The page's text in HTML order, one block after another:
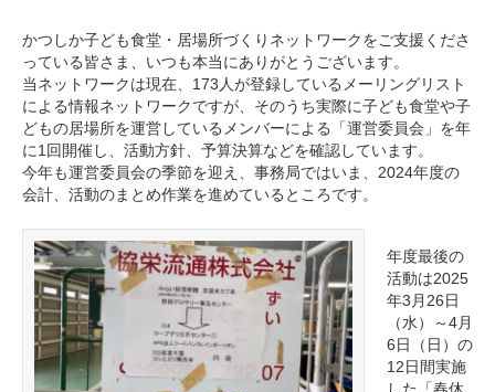
かつしか子ども食堂・居場所づくりネットワークをご支援くださ
っている皆さま、いつも本当にありがとうございます。
当ネットワークは現在、173人が登録しているメーリングリスト
による情報ネットワークですが、そのうち実際に子ども食堂や子
どもの居場所を運営しているメンバーによる「運営委員会」を年
に1回開催し、活動方針、予算決算などを確認しています。
今年も運営委員会の季節を迎え、事務局ではいま、2024年度の
会計、活動のまとめ作業を進めているところです。
年度最後の
活動は2025
年3月26日
（水）～4月
6日（日）の
12日間実施